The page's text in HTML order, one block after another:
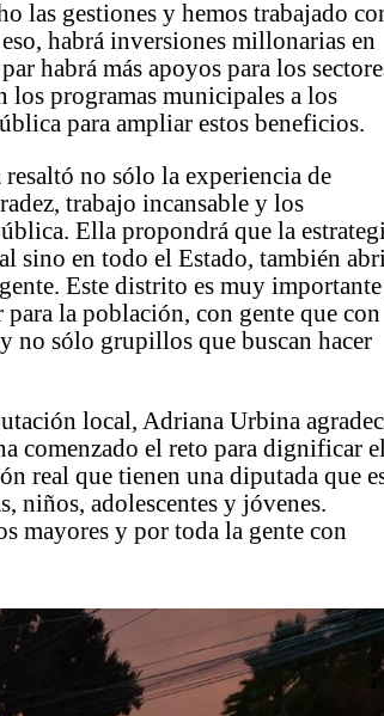
las gestiones y hemos trabajado
habrá inversiones millonarias en
habrá más apoyos para los
los programas municipales a los
para ampliar estos beneficios.
no sólo la experiencia de
trabajo incansable y los
Ella propondrá que la
sino en todo el Estado, también
Este distrito es muy
para la población, con gente que con
no sólo grupillos que buscan hacer
local, Adriana Urbina
comenzado el reto para dignificar
real que tienen una diputada que
niños, adolescentes y jóvenes.
mayores y por toda la gente con